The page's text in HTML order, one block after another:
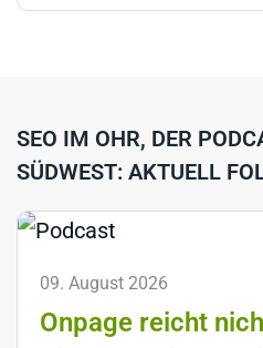
SEO IM OHR, DER
SÜDWEST: AKTUELL
09. August 2026
Onpage reicht